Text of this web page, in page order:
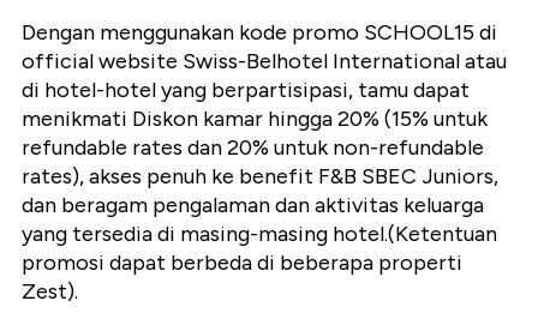
Dengan menggunakan kode promo SCHOOL15 di
official website Swiss-Belhotel International atau
di hotel-hotel yang berpartisipasi, tamu dapat
menikmati Diskon kamar hingga 20% (15% untuk
refundable rates dan 20% untuk non-refundable
rates), akses penuh ke benefit F&B SBEC Juniors,
dan beragam pengalaman dan aktivitas keluarga
yang tersedia di masing-masing hotel.(Ketentuan
promosi dapat berbeda di beberapa properti
Zest).